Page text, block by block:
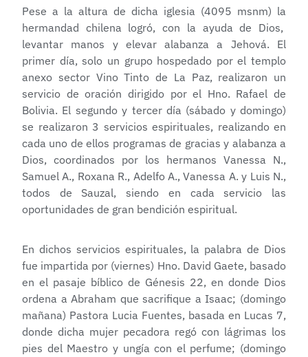
Pese a la altura de dicha iglesia (4095 msnm) la
hermandad chilena logró, con la ayuda de Dios,
levantar manos y elevar alabanza a Jehová. El
primer día, solo un grupo hospedado por el templo
anexo sector Vino Tinto de La Paz, realizaron un
servicio de oración dirigido por el Hno. Rafael de
Bolivia. El segundo y tercer día (sábado y domingo)
se realizaron 3 servicios espirituales, realizando en
cada uno de ellos programas de gracias y alabanza a
Dios, coordinados por los hermanos Vanessa N.,
Samuel A., Roxana R., Adelfo A., Vanessa A. y Luis N.,
todos de Sauzal, siendo en cada servicio las
oportunidades de gran bendición espiritual.
En dichos servicios espirituales, la palabra de Dios
fue impartida por (viernes) Hno. David Gaete, basado
en el pasaje bíblico de Génesis 22, en donde Dios
ordena a Abraham que sacrifique a Isaac; (domingo
mañana) Pastora Lucia Fuentes, basada en Lucas 7,
donde dicha mujer pecadora regó con lágrimas los
pies del Maestro y ungía con el perfume; (domingo